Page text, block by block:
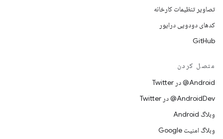
تصاویر تنظیمات کارخانه
کدهای دودویی درایور
GitHub
متصل کردن
Android@ در Twitter
AndroidDev@ در Twitter
وبلاگ Android
وبلاگ امنیت Google